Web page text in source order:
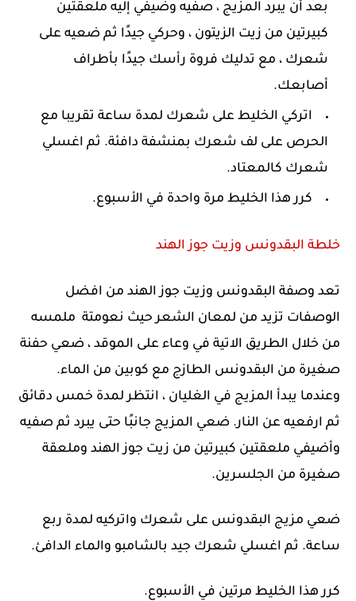
بعد أن يبرد المزيج ، صفيه وضيفي إليه ملعقتين
كبيرتين من زيت الزيتون ، وحركي جيدًا ثم ضعيه على
شعرك ، مع تدليك فروة رأسك جيدًا بأطراف
أصابعك.
اتركي الخليط على شعرك لمدة ساعة تقريبا مع
الحرص على لف شعرك بمنشفة دافئة. ثم اغسلي
شعرك كالمعتاد.
كرر هذا الخليط مرة واحدة في الأسبوع.
خلطة البقدونس وزيت جوز الهند
تعد وصفة البقدونس وزيت جوز الهند من افضل
الوصفات تزيد من لمعان الشعر حيث نعومتة ملمسه
من خلال الطريق الاتية في وعاء على الموقد ، ضعي حفنة
صغيرة من البقدونس الطازج مع كوبين من الماء.
وعندما يبدأ المزيج في الغليان ، انتظر لمدة خمس دقائق
ثم ارفعيه عن النار. ضعي المزيج جانبًا حتى يبرد ثم صفيه
وأضيفي ملعقتين كبيرتين من زيت جوز الهند وملعقة
صغيرة من الجلسرين.
ضعي مزيج البقدونس على شعرك واتركيه لمدة ربع
ساعة. ثم اغسلي شعرك جيد بالشامبو والماء الدافئ.
كرر هذا الخليط مرتين في الأسبوع.